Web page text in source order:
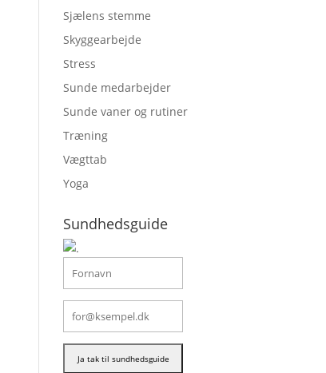
Sjælens stemme
Skyggearbejde
Stress
Sunde medarbejder
Sunde vaner og rutiner
Træning
Vægttab
Yoga
Sundhedsguide